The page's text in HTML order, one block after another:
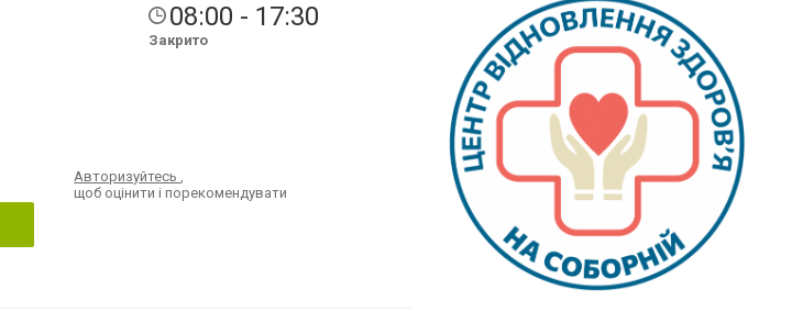
08:00 - 17:30
Закрито
Авторизуйтесь,
щоб оцінити і порекомендувати